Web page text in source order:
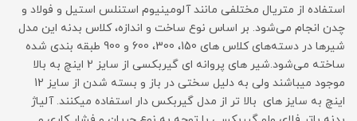
استفاده از متریال مختلفی مانند آلومینیوم استنلس استیل و فولاد و
چدن انجام می‌شود. بر اساس نوع ساخت و اندازه، کلاس بدنه این مدل
شیر‌ها در دسته‌های کلاس های 150، 300، 600 و 900 طبقه بندی شده
ساخته می‌شود.شیر های پروانه ای گیربکسی از سایز 2 اینچ به بالا
موجود میباشند ولی به دلیل سختی در باز و بسته شدن از سایز 12
اینچ به سایز های بالا تر از مدل گیربکس دار استفاده میکنند. آلیاژ